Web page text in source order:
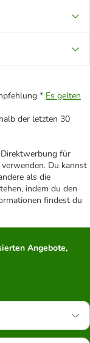
* Es gelten
der letzten 30
für
Du kannst
als die
indem du den
findest du
Angebote,